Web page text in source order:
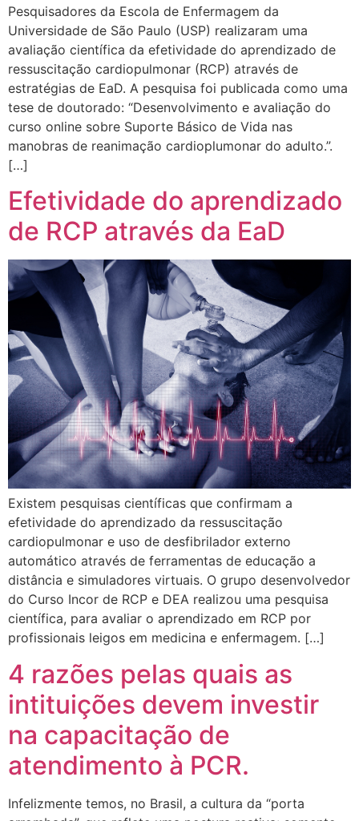
Pesquisadores da Escola de Enfermagem da
Universidade de São Paulo (USP) realizaram uma
avaliação científica da efetividade do aprendizado de
ressuscitação cardiopulmonar (RCP) através de
estratégias de EaD. A pesquisa foi publicada como uma
tese de doutorado: “Desenvolvimento e avaliação do
curso online sobre Suporte Básico de Vida nas
manobras de reanimação cardioplumonar do adulto.”.
[…]
Efetividade do aprendizado
de RCP através da EaD
Existem pesquisas científicas que confirmam a
efetividade do aprendizado da ressuscitação
cardiopulmonar e uso de desfibrilador externo
automático através de ferramentas de educação a
distância e simuladores virtuais. O grupo desenvolvedor
do Curso Incor de RCP e DEA realizou uma pesquisa
científica, para avaliar o aprendizado em RCP por
profissionais leigos em medicina e enfermagem. […]
4 razões pelas quais as
intituições devem investir
na capacitação de
atendimento à PCR.
Infelizmente temos, no Brasil, a cultura da “porta